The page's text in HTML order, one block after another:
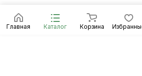
Главная Каталог Корзина